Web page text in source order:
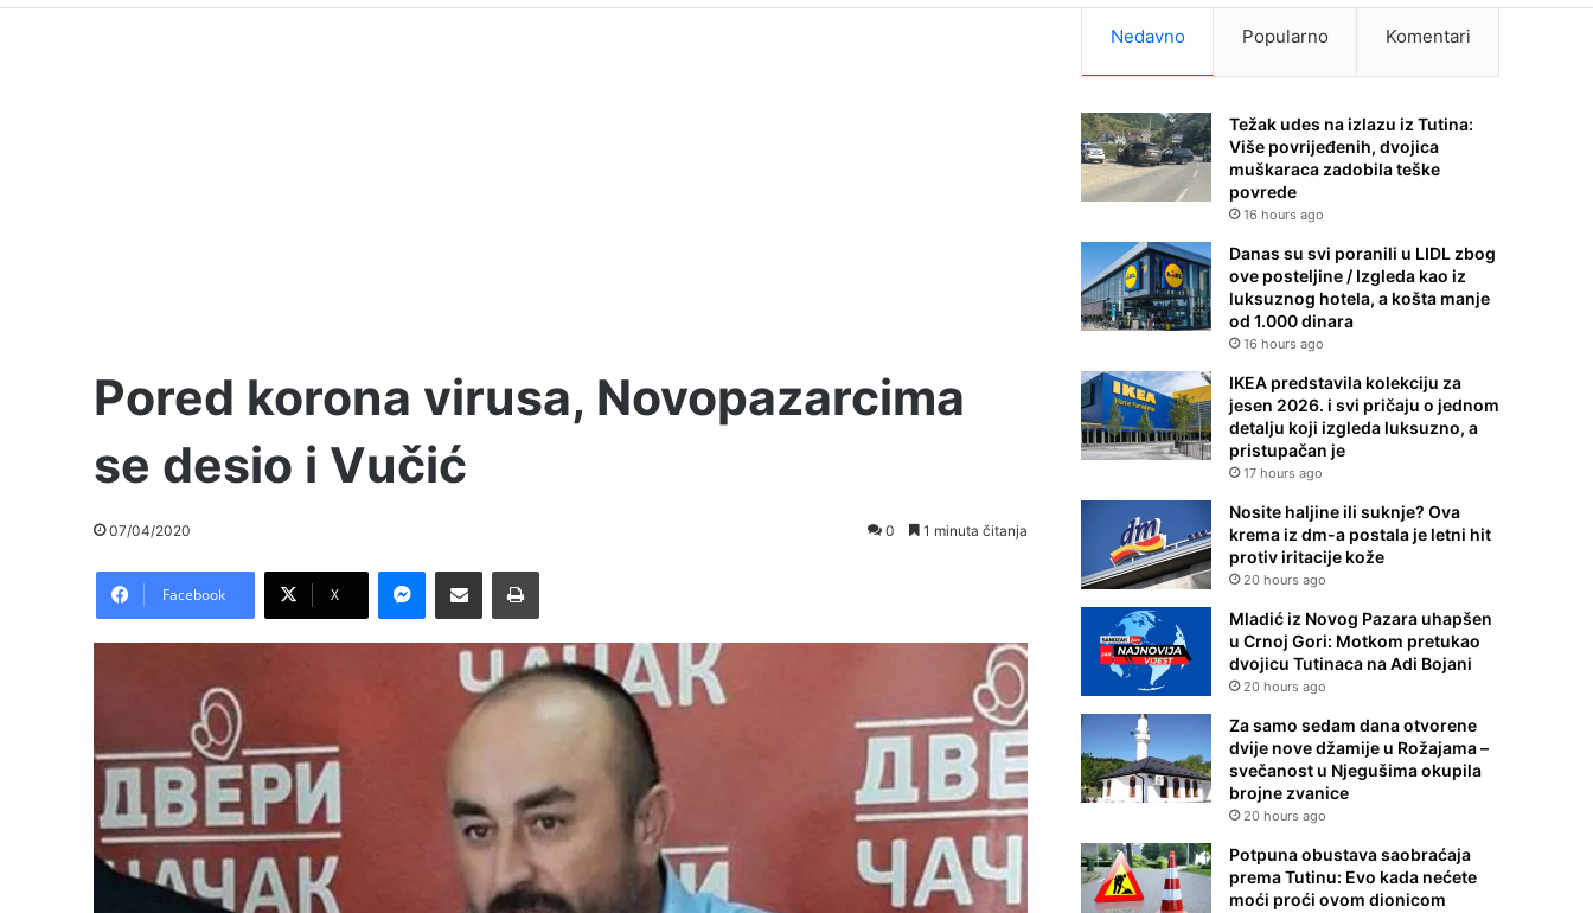
Pored korona virusa, Novopazarcima
se desio i Vučić
07/04/2020 0 1 minuta čitanja
Facebook X
Messenger
Pošalji preko E-Maila Printaj
Nedavno Popularno Komentari
Težak udes na izlazu iz Tutina:
Više povrijeđenih, dvojica
muškaraca zadobila teške
povrede
16 hours ago
Danas su svi poranili u LIDL zbog
ove posteljine / Izgleda kao iz
luksuznog hotela, a košta manje
od 1.000 dinara
16 hours ago
IKEA predstavila kolekciju za
jesen 2026. i svi pričaju o jednom
detalju koji izgleda luksuzno, a
pristupačan je
17 hours ago
Nosite haljine ili suknje? Ova
krema iz dm-a postala je letni hit
protiv iritacije kože
20 hours ago
Mladić iz Novog Pazara uhapšen
u Crnoj Gori: Motkom pretukao
dvojicu Tutinaca na Adi Bojani
20 hours ago
Za samo sedam dana otvorene
dvije nove džamije u Rožajama –
svečanost u Njegušima okupila
brojne zvanice
20 hours ago
Potpuna obustava saobraćaja
prema Tutinu: Evo kada nećete
moći proći ovom dionicom